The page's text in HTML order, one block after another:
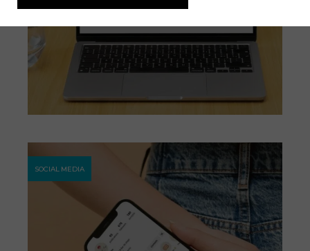
SOCIAL MEDIA